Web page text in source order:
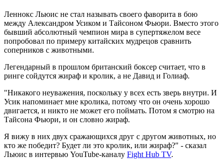
Леннокс Льюис не стал называть своего фаворита в бою
между Александром Усиком и Тайсоном Фьюри. Вместо этого
бывший абсолютный чемпион мира в супертяжелом весе
попробовал по примеру китайских мудрецов сравнить
соперников с животными.
Легендарный в прошлом британский боксер считает, что в
ринге сойдутся жираф и кролик, а не Давид и Голиаф.
"Никакого неуважения, поскольку у всех есть зверь внутри. И
Усик напоминает мне кролика, потому что он очень хорошо
двигается, и никто не может его поймать. Потом я смотрю на
Тайсона Фьюри, и он словно жираф.
Я вижу в них двух сражающихся друг с другом животных, но
кто же победит? Будет ли это кролик, или жираф?" - сказал
Льюис в интервью YouTube-каналу Fight Hub TV.